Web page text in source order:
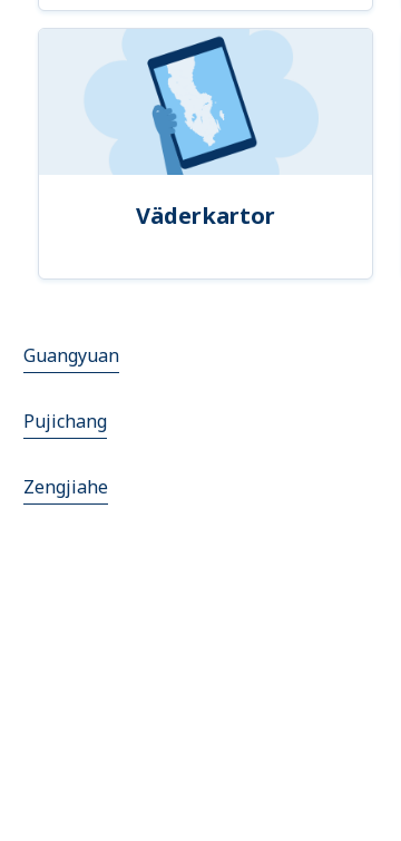
Väderkartor
Guangyuan
Pujichang
Zengjiahe